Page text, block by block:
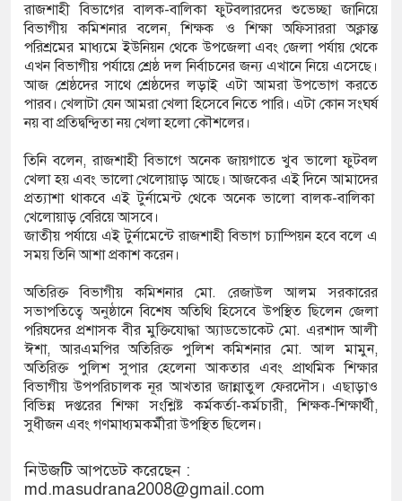
রাজশাহী বিভাগের বালক-বালিকা ফুটবলারদের শুভেচ্ছা জানিয়ে
বিভাগীয় কমিশনার বলেন, শিক্ষক ও শিক্ষা অফিসাররা অক্লান্ত
পরিশ্রমের মাধ্যমে ইউনিয়ন থেকে উপজেলা এবং জেলা পর্যায় থেকে
এখন বিভাগীয় পর্যায়ে শ্রেষ্ঠ দল নির্বাচনের জন্য এখানে নিয়ে এসেছে।
আজ শ্রেষ্ঠদের সাথে শ্রেষ্ঠদের লড়াই এটা আমরা উপভোগ করতে
পারব। খেলাটা যেন আমরা খেলা হিসেবে নিতে পারি। এটা কোন সংঘর্ষ
নয় বা প্রতিদ্বন্দ্বিতা নয় খেলা হলো কৌশলের।
তিনি বলেন, রাজশাহী বিভাগে অনেক জায়গাতে খুব ভালো ফুটবল
খেলা হয় এবং ভালো খেলোয়াড় আছে। আজকের এই দিনে আমাদের
প্রত্যাশা থাকবে এই টুর্নামেন্ট থেকে অনেক ভালো বালক-বালিকা
খেলোয়াড় বেরিয়ে আসবে।
জাতীয় পর্যায়ে এই টুর্নামেন্টে রাজশাহী বিভাগ চ্যাম্পিয়ন হবে বলে এ
সময় তিনি আশা প্রকাশ করেন।
অতিরিক্ত বিভাগীয় কমিশনার মো. রেজাউল আলম সরকারের
সভাপতিত্বে অনুষ্ঠানে বিশেষ অতিথি হিসেবে উপস্থিত ছিলেন জেলা
পরিষদের প্রশাসক বীর মুক্তিযোদ্ধা অ্যাডভোকেট মো. এরশাদ আলী
ঈশা, আরএমপির অতিরিক্ত পুলিশ কমিশনার মো. আল মামুন,
অতিরিক্ত পুলিশ সুপার হেলেনা আকতার এবং প্রাথমিক শিক্ষার
বিভাগীয় উপপরিচালক নূর আখতার জান্নাতুল ফেরদৌস। এছাড়াও
বিভিন্ন দপ্তরের শিক্ষা সংশ্লিষ্ট কর্মকর্তা-কর্মচারী, শিক্ষক-শিক্ষার্থী,
সুধীজন এবং গণমাধ্যমকর্মীরা উপস্থিত ছিলেন।
নিউজটি আপডেট করেছেন :
md.masudrana2008@gmail.com